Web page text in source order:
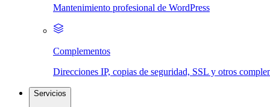
Mantenimiento profesional de WordPress
Complementos
Direcciones IP, copias de seguridad, SSL y otros
Servicios